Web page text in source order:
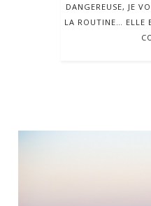
DANGEREUSE, JE
LA ROUTINE… ELLE